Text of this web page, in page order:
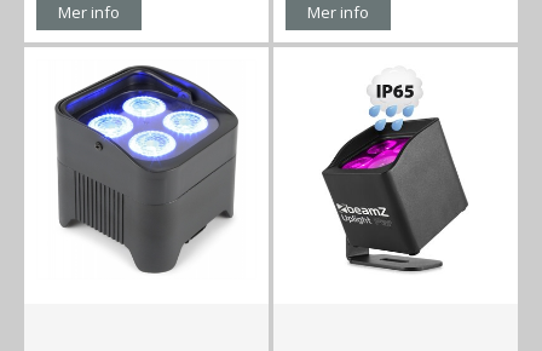
Mer info Mer info